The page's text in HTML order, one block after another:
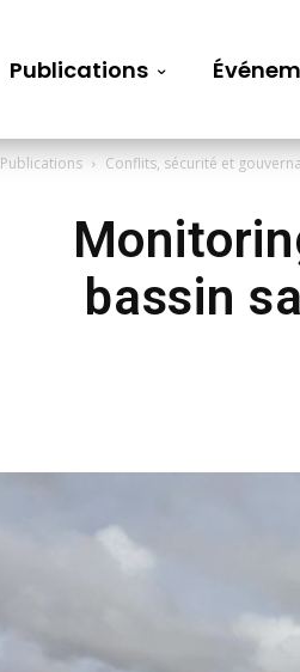
Publications
Publications Conflits, sécurité et
bassin